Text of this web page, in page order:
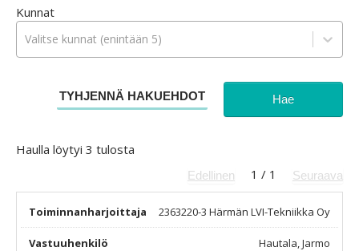
Kunnat
Valitse kunnat (enintään 5)
TYHJENNÄ HAKUEHDOT Hae
Haulla löytyi 3 tulosta
Edellinen 1 / 1 Seuraava
2363220-3 Härmän LVI-Tekniikka Oy
Hautala, Jarmo